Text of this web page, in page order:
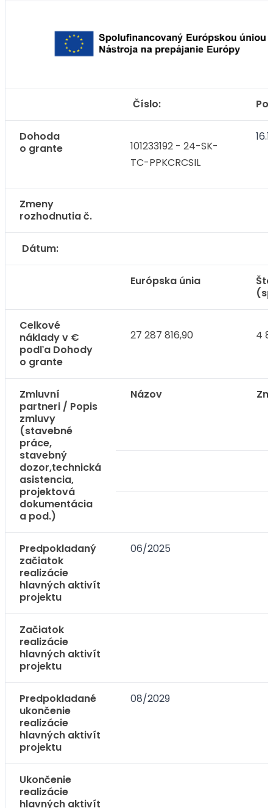
Číslo:
Dohoda
o grante
101233192 - 24-SK-
TC-PPKCRCSIL
Zmeny
rozhodnutia č.
Dátum:
Európska únia
Celkové
náklady v €
podľa Dohody
o grante
27 287 816,90 4
Zmluvní
partneri / Popis
zmluvy
(stavebné
práce,
stavebný
dozor,technická
asistencia,
projektová
dokumentácia
a pod.)
Názov
Predpokladaný
začiatok
realizácie
hlavných aktivít
projektu
06/2025
Začiatok
realizácie
hlavných aktivít
projektu
Predpokladané
ukončenie
realizácie
hlavných aktivít
projektu
08/2029
Ukončenie
realizácie
hlavných aktivít